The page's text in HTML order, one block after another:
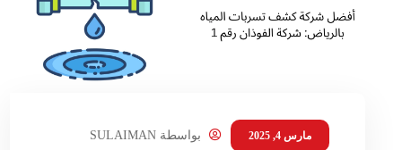
مارس 4, 2025 بواسطةSULAIMAN